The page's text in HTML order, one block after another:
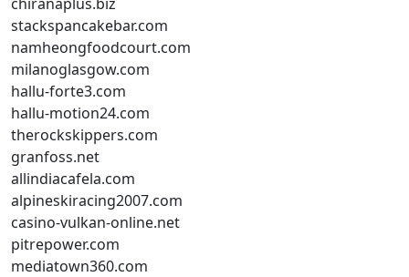
stackspancakebar.com
namheongfoodcourt.com
milanoglasgow.com
hallu-forte3.com
hallu-motion24.com
therockskippers.com
granfoss.net
allindiacafela.com
alpineskiracing2007.com
casino-vulkan-online.net
pitrepower.com
mediatown360.com